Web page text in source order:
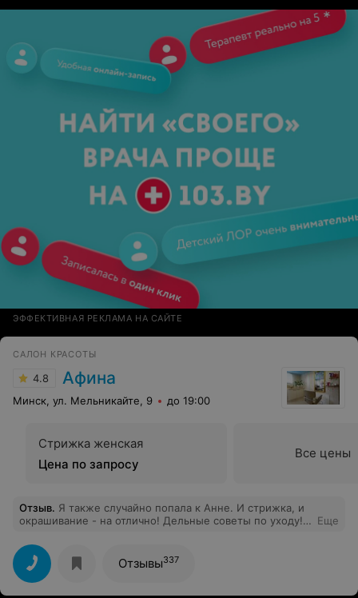
ЭФФЕКТИВНАЯ РЕКЛАМА НА САЙТЕ
САЛОН КРАСОТЫ
4.8 Афина
Минск, ул. Мельникайте, 9 до 19:00
Стрижка женская
Цена по запросу
Все цены
Отзыв. Я также случайно попала к Анне. И стрижка, и
окрашивание - на отлично! Дельные советы по уходу!
Еще
Отзывы337